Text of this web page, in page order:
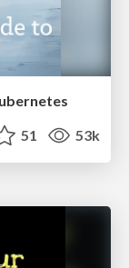
51 53k